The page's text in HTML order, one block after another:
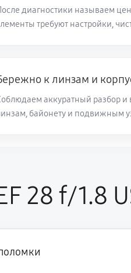
60 минут
60 минут
диагностики называем
требуют настройки,
к линзам и
аккуратный разбор и
байонету и подвижным
28 f/1.8